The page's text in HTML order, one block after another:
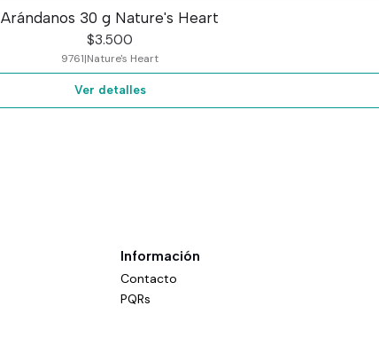
Arándanos 30 g Nature's Heart
$3.500
9761|Nature's Heart
Ver detalles
Información
Contacto
PQRs